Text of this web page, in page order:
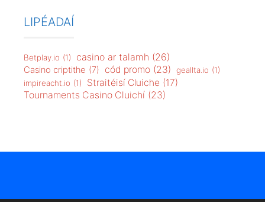
LIPÉADAÍ
Betplay.io (1) casino ar talamh (26)
Casino criptithe (7) cód promo (23) geallta.io (1)
impireacht.io (1) Straitéisí Cluiche (17)
Tournaments Casino Cluichí (23)